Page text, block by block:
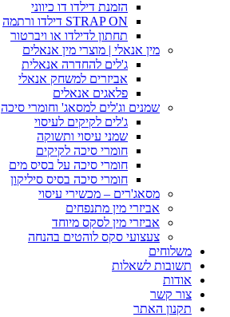
הזמנת דילדו דו כיווני
STRAP ON דילדו ורתמה
תחתון לדילדו או ויברטור
מין אנאלי | מוצרי מין אנאלים
ג'לים להחדרה אנאלית
אביזרים למשחק אנאלי
פלאגים אנאלים
שמנים וג'לים למסאג' וחומרי סיכה
ג'לים לקיקים לעיסוי
שמני עיסוי ותשוקה
חומרי סיכה לקיקים
חומרי סיכה על בסיס מים
חומרי סיכה בסיס סיליקון
מסאג'רים – מכשירי עיסוי
אביזרי מין מתנפחים
אביזרי מין לסקס מיוחד
צעצועי סקס לוהטים בהנחה
משלוחים
תשובות לשאלות
אודות
צור קשר
תקנון האתר